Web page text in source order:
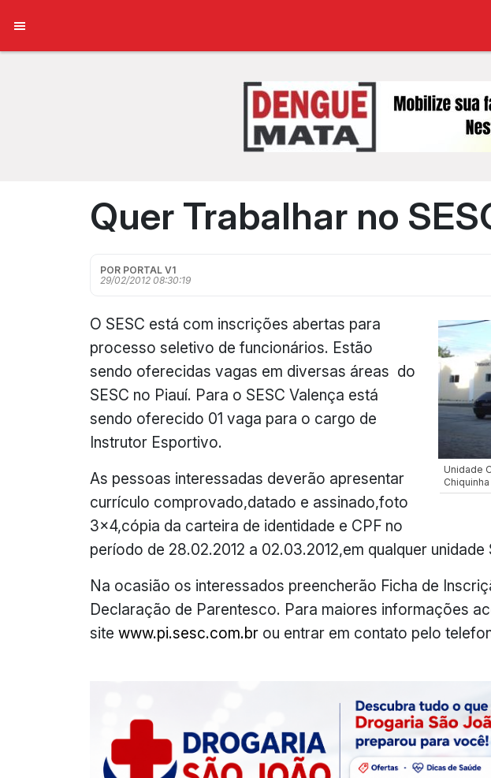
Quer Trabalhar no
POR PORTAL V1
29/02/2012 08:30:19
Unidade
O SESC está com inscrições abertas para
processo seletivo de funcionários. Estão
sendo oferecidas vagas em diversas áreas do
SESC no Piauí. Para o SESC Valença está
sendo oferecido 01 vaga para o cargo de
Instrutor Esportivo.
As pessoas interessadas deverão apresentar
currículo comprovado,datado e assinado,foto
3×4,cópia da carteira de identidade e CPF no
período de 28.02.2012 a 02.03.2012,em qualquer unidade
Na ocasião os interessados preencherão Ficha de
Declaração de Parentesco. Para maiores informações
site www.pi.sesc.com.br ou entrar em contato pelo